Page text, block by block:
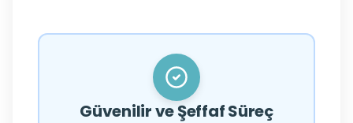
Güvenilir ve Şeffaf Süreç